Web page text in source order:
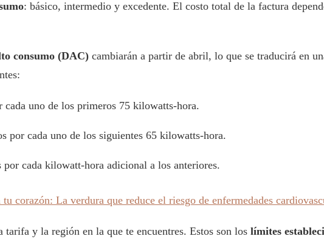
: básico, intermedio y excedente. El costo total de la factura
consumo (DAC) cambiarán a partir de abril, lo que se traducirá en
cada uno de los primeros 75 kilowatts-hora.
por cada uno de los siguientes 65 kilowatts-hora.
por cada kilowatt-hora adicional a los anteriores.
corazón: La verdura que reduce el riesgo de enfermedades
tarifa y la región en la que te encuentres. Estos son los límites